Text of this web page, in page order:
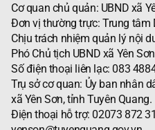
Cơ quan chủ quản: UBND xã
Đơn vị thường trực: Trung tâm
Chịu trách nhiệm quản lý nội
Phó Chủ tịch UBND xã Yên Sơn
Số điện thoại liên lạc: 083
Trụ sở cơ quan: Ủy ban nhân
xã Yên Sơn, tỉnh Tuyên Quang.
Điện thoại hỗ trợ: 02073 872